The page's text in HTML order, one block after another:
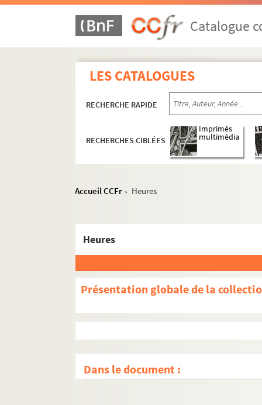
Catalogue
LES CATALOGUES
RECHERCHE RAPIDE
RECHERCHES CIBLÉES
Imprimés
multimédia
Accueil CCFr > Heures
Heures
Présentation globale de la
Dans le document :